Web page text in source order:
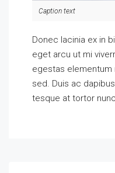
Caption text
Donec lacinia ex in
eget arcu ut mi
egestas elementum
sed. Duis ac
tesque at tortor